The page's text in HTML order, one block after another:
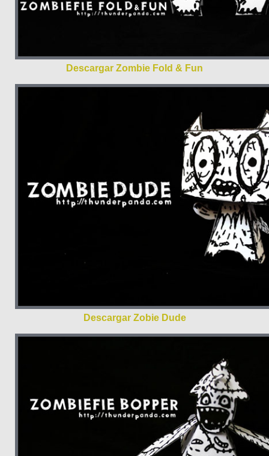
Descargar Zombie Fold & Fun
Descargar Zobie Dude